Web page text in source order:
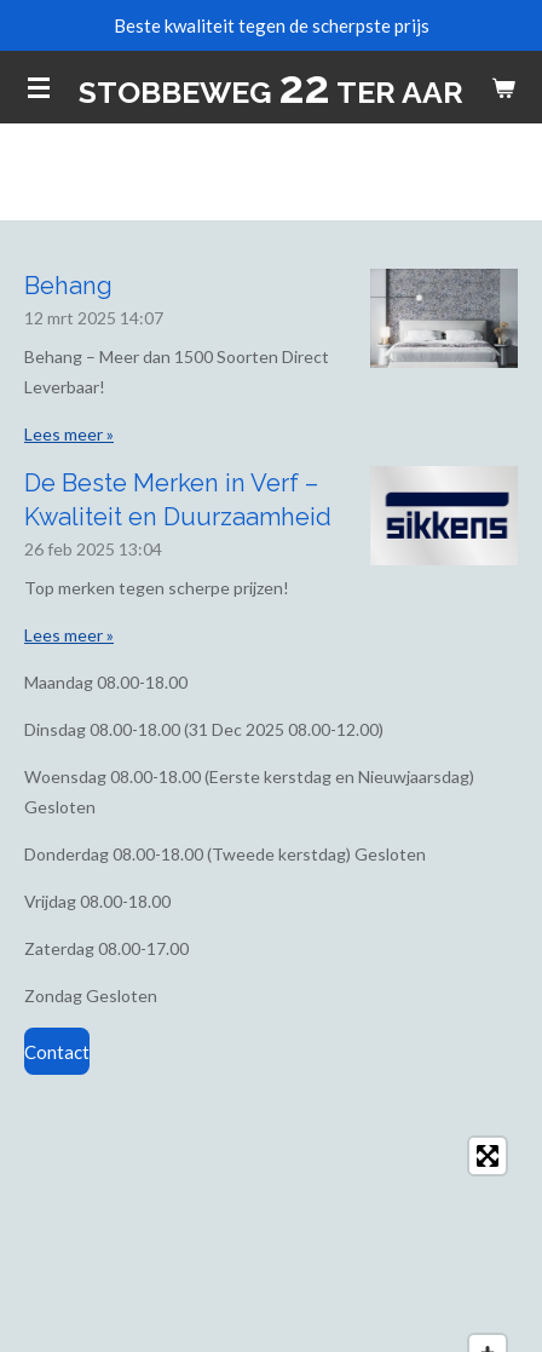
naar
de
STOBBEWEG 22 TER AAR
Beste kwaliteit tegen de scherpste prijs
Behang
12 mrt 2025 14:07
Behang – Meer dan 1500 Soorten Direct
Leverbaar!
Lees meer »
De Beste Merken in Verf –
Kwaliteit en Duurzaamheid
26 feb 2025 13:04
Top merken tegen scherpe prijzen!
Lees meer »
Maandag08.00-18.00
Dinsdag08.00-18.00 (31 Dec 2025 08.00-12.00)
Woensdag08.00-18.00 (Eerste kerstdag en Nieuwjaarsdag)
Gesloten
Donderdag08.00-18.00 (Tweede kerstdag) Gesloten
Vrijdag08.00-18.00
Zaterdag08.00-17.00
ZondagGesloten
Contact